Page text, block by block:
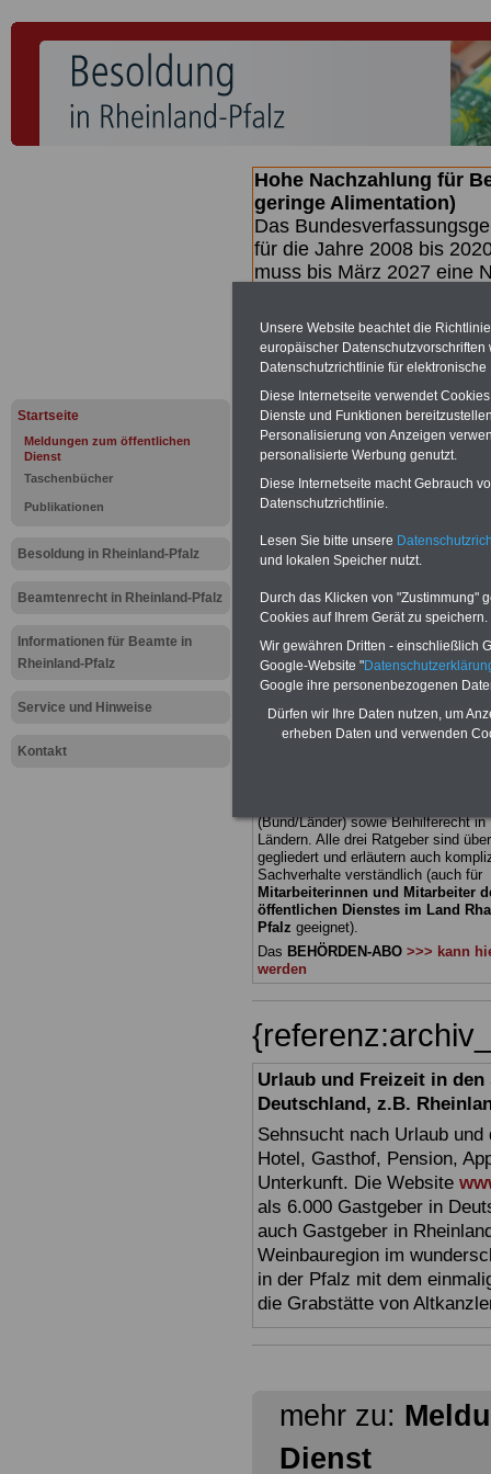
Startseite
Meldungen zum öffentlichen
Dienst
Taschenbücher
Publikationen
Besoldung in Rheinland-Pfalz
Beamtenrecht in Rheinland-Pfalz
Informationen für Beamte in
Rheinland-Pfalz
Service und Hinweise
Kontakt
Hohe Nachzahlung für
geringe Alimentation)
Das
für die Jahre 2008 bis
muss bis März 2027 eine
(Beamte &
geben (Medienberichten
mind.3.000 und 13.000
hierzu eine Broschüre
des Gesetzentwurfs der
(wahrscheinlich im
Broschüre.
Meldung
Geld für
Bezüge
(Bund/Länder) sowie Beihilferecht in
Ländern. Alle drei Ratgeber sind
gegliedert und erläutern auch
Sachverhalte verständlich (auch für
Mitarbeiterinnen und Mitarbeiter
öffentlichen Dienstes im Land
Pfalz geeignet).
Das BEHÖRDEN-ABO >>> kann
werden
Urlaub und Freizeit in
Deutschland, z.B.
Sehnsucht nach Urlaub
Hotel, Gasthof, Pension,
Unterkunft. Die Website
als 6.000 Gastgeber in
auch Gastgeber in
Weinbauregion im
in der Pfalz mit dem
die Grabstätte von
mehr zu:
Dienst
Unsere Website beachtet die
europäischer
Datenschutzrichtlinie für
Diese Internetseite verwendet
Dienste und Funktionen
Personalisierung von Anzeigen
personalisierte Werbung genutzt.
Diese Internetseite macht Gebrauch
Datenschutzrichtlinie.
Lesen Sie bitte unsere
und lokalen Speicher nutzt.
Durch das Klicken von "Zustimmung"
Cookies auf Ihrem Gerät zu speichern.
Wir gewähren Dritten - einschließlich
Google-Website "
Google ihre personenbezogenen
Dürfen wir Ihre Daten nutzen, um
erheben Daten und verwenden